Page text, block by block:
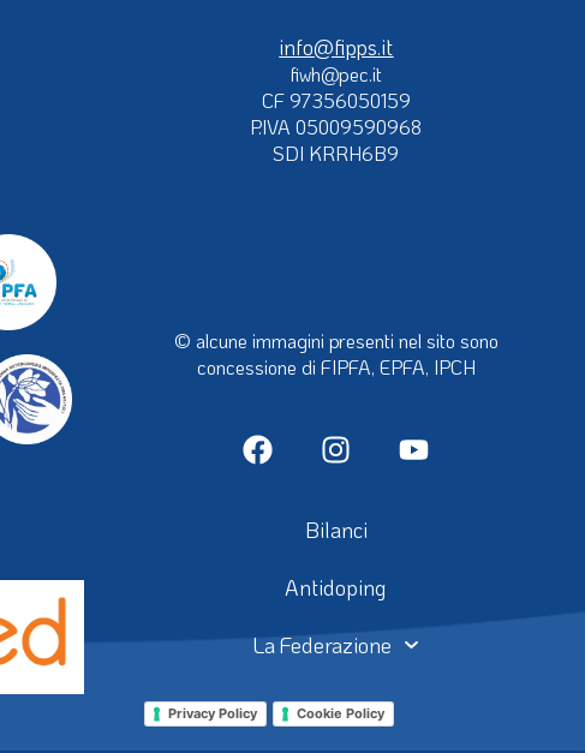
info@fipps.it
fiwh@pec.it
CF 97356050159
P.IVA 05009590968
SDI KRRH6B9
© alcune immagini presenti nel sito sono
concessione di FIPFA, EPFA, IPCH
Bilanci
Antidoping
La Federazione
Privacy Policy Cookie Policy